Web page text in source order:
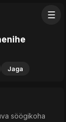
☰
Jaga
söögikoha